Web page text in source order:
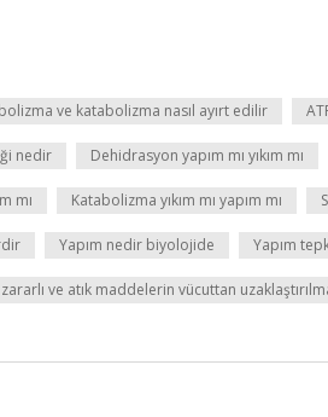
ve katabolizma nasıl ayırt edilir
nedir Dehidrasyon yapım mı yıkım mı
mı Katabolizma yıkım mı yapım mı
Yapım nedir biyolojide Yapım
ve atık maddelerin vücuttan